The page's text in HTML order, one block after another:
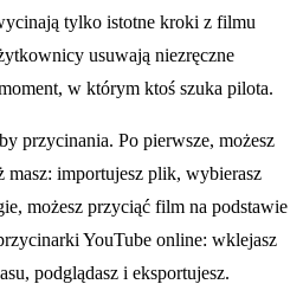
tylko istotne kroki z filmu
usuwają niezręczne
w którym ktoś szuka pilota.
przycinania. Po pierwsze, możesz
importujesz plik, wybierasz
możesz przyciąć film na podstawie
YouTube online: wklejasz
podglądasz i eksportujesz.